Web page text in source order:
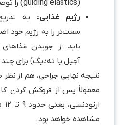
(guiding elastics) را توصیه کند.
رژیم غذایی: به
سفت‌تر را به رژیم خود
باید از جویدن
آجیل یا ته‌دیگ) برای
نتیجه نهایی جراحی، هم از
معمولاً پس از فروکش کردن
مشاهده خواهد بود.